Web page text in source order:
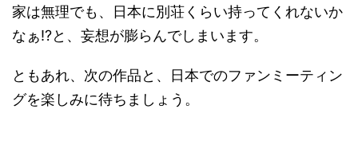
家は無理でも、日本に別荘くらい持ってくれないか
なぁ!?と、妄想が膨らんでしまいます。
ともあれ、次の作品と、日本でのファンミーティン
グを楽しみに待ちましょう。